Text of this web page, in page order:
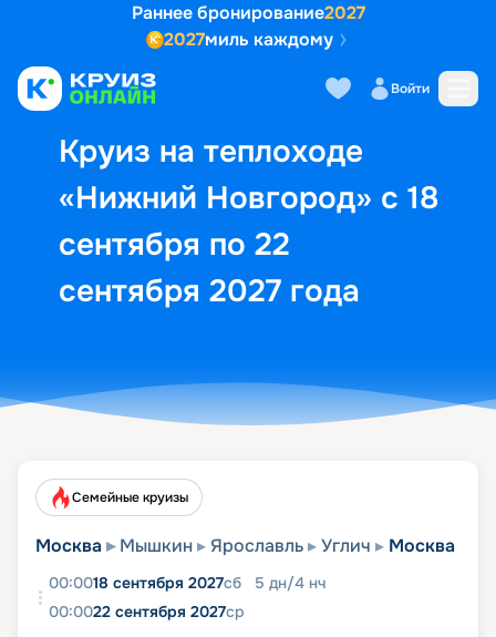
Раннее бронирование2027
2027миль каждому
Войти
Круиз на теплоходе
«Нижний Новгород» с 18
сентября по 22
сентября 2027 года
Выбор кают Маршрут и
Семейные круизы
Москва Мышкин Ярославль Углич Москва
00:0018 сентября 2027сб 5 дн/4 нч
00:0022 сентября 2027ср